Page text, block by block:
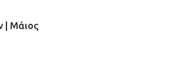
| Μάιος